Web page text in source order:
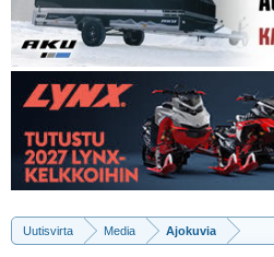
Uutisvirta Media Ajokuvia